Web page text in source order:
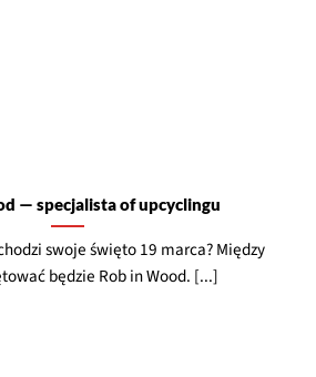
— specjalista of upcyclingu
swoje święto 19 marca? Między
będzie Rob in Wood. [...]